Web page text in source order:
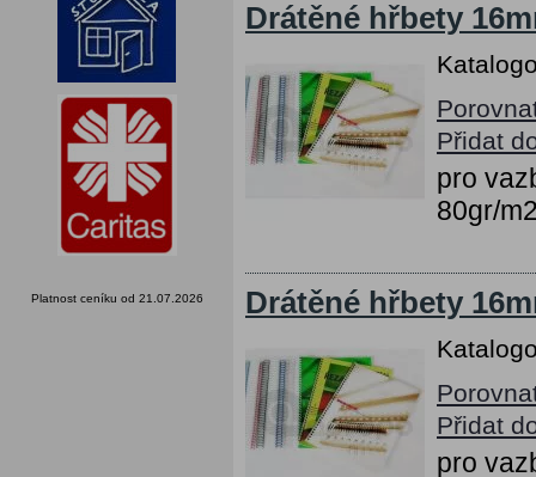
Platnost ceníku od 21.07.2026
Drátěné hřbety
Přidat
pro
80gr/
Drátěné hřbety
Přidat
pro